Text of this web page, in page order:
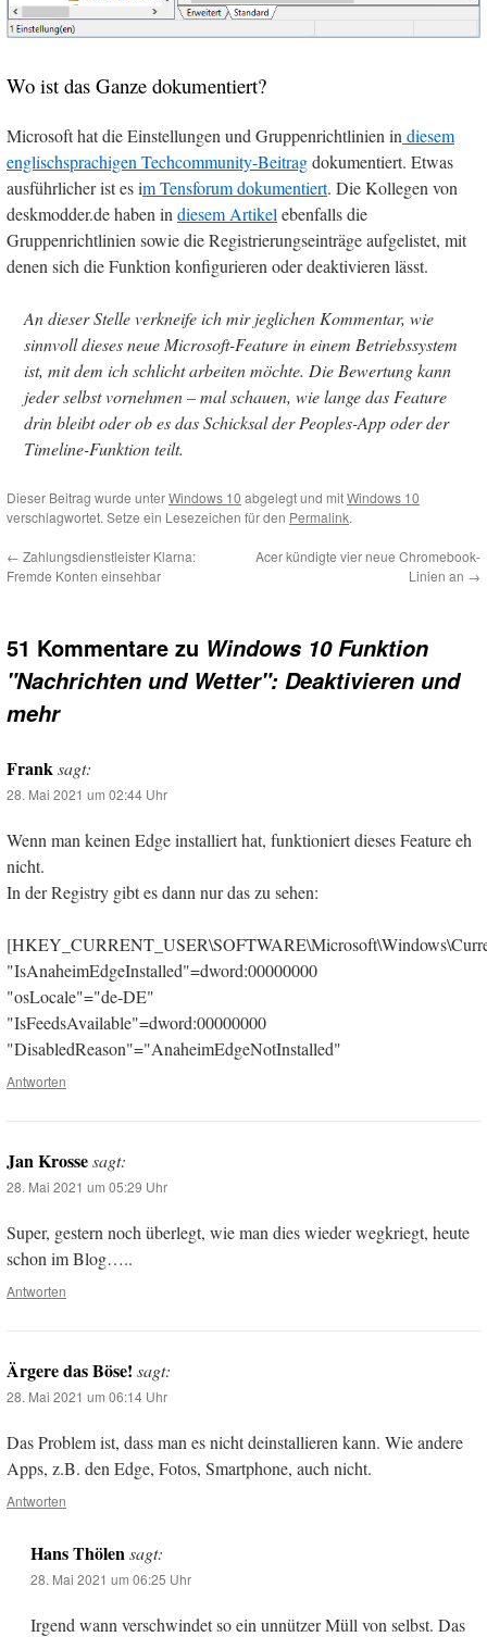
Wo ist das Ganze dokumentiert?
Microsoft hat die Einstellungen und Gruppenrichtlinien in diesem
englischsprachigen Techcommunity-Beitragdokumentiert. Etwas
ausführlicher ist es im Tensforum dokumentiert. Die Kollegen von
deskmodder.de haben in diesem Artikel ebenfalls die
Gruppenrichtlinien sowie die Registrierungseinträge aufgelistet, mit
denen sich die Funktion konfigurieren oder deaktivieren lässt.
An dieser Stelle verkneife ich mir jeglichen Kommentar, wie
sinnvoll dieses neue Microsoft-Feature in einem Betriebssystem
ist, mit dem ich schlicht arbeiten möchte. Die Bewertung kann
jeder selbst vornehmen – mal schauen, wie lange das Feature
drin bleibt oder ob es das Schicksal der Peoples-App oder der
Timeline-Funktion teilt.
Dieser Beitrag wurde unterWindows 10 abgelegt und mitWindows 10
verschlagwortet. Setze ein Lesezeichen für den Permalink.
← Zahlungsdienstleister Klarna:
Fremde Konten einsehbar
Acer kündigte vier neue Chromebook-
Linien an →
51 Kommentare zu Windows 10 Funktion
"Nachrichten und Wetter": Deaktivieren und
mehr
Franksagt:
28. Mai 2021 um 02:44 Uhr
Wenn man keinen Edge installiert hat, funktioniert dieses Feature eh
nicht.
In der Registry gibt es dann nur das zu sehen:
"IsAnaheimEdgeInstalled"=dword:00000000
"osLocale"="de-DE"
"IsFeedsAvailable"=dword:00000000
"DisabledReason"="AnaheimEdgeNotInstalled"
Antworten
Jan Krossesagt:
28. Mai 2021 um 05:29 Uhr
Super, gestern noch überlegt, wie man dies wieder wegkriegt, heute
schon im Blog…..
Antworten
Ärgere das Böse! sagt:
28. Mai 2021 um 06:14 Uhr
Das Problem ist, dass man es nicht deinstallieren kann. Wie andere
Apps, z.B. den Edge, Fotos, Smartphone, auch nicht.
Antworten
Hans Thölen sagt:
28. Mai 2021 um 06:25 Uhr
Irgend wann verschwindet so ein unnützer Müll von selbst. Das